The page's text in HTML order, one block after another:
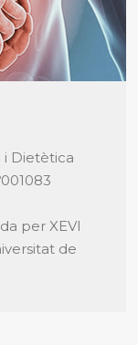
i Dietètica
per XEVI
de